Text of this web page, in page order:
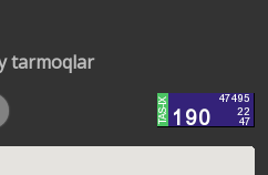
tarmoqlar